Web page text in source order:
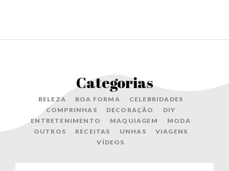
Categorias
BELEZA BOA FORMA
CELEBRIDADES
COMPRINHAS
DECORAÇÃO
DIY
ENTRETENIMENTO
MAQUIAGEM
MODA
OUTROS
RECEITAS UNHAS
VIAGENS
VÍDEOS